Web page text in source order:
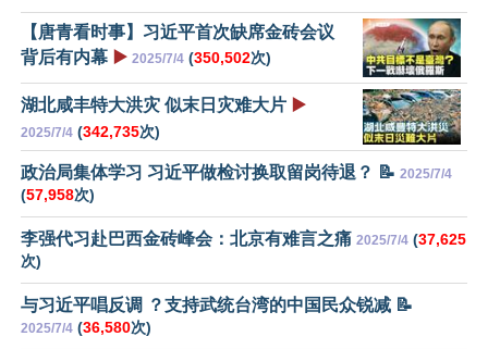
【唐青看时事】习近平首次缺席金砖会议
背后有内幕 ▶️ 2025/7/4 (350,502次)
湖北咸丰特大洪灾 似末日灾难大片 ▶️
2025/7/4 (342,735次)
政治局集体学习 习近平做检讨换取留岗待退？ 📝 2025/7/4
(57,958次)
李强代习赴巴西金砖峰会：北京有难言之痛 2025/7/4 (37,625
次)
与习近平唱反调 ？支持武统台湾的中国民众锐减 📝
2025/7/4 (36,580次)